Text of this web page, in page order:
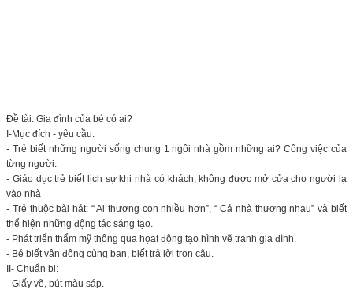
Đề tài: Gia đình của bé có ai?
I-Mục đích - yêu cầu:
- Trẻ biết những người sống chung 1 ngôi nhà gồm những ai? Công việc của
từng người.
- Giáo dục trẻ biết lịch sự khi nhà có khách, không được mở cửa cho người lạ
vào nhà
- Trẻ thuộc bài hát: “ Ai thương con nhiều hơn”, “ Cả nhà thương nhau” và biết
thể hiện những động tác sáng tạo.
- Phát triển thẩm mỹ thông qua họat động tạo hình vẽ tranh gia đình.
- Bé biết vận động cùng bạn, biết trả lời trọn câu.
II- Chuẩn bị:
- Giấy vẽ, bút màu sáp.